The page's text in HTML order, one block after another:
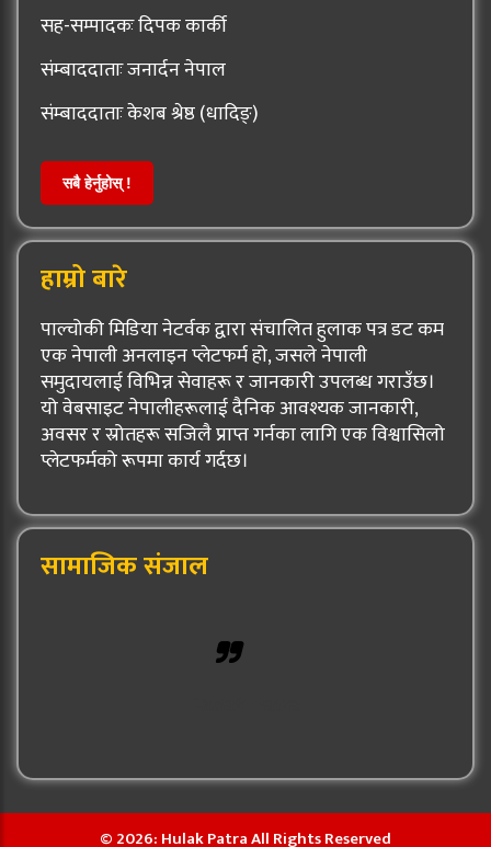
सह-सम्पादकः दिपक कार्की
संम्बाददाताः जनार्दन नेपाल
संम्बाददाताः केशब श्रेष्ठ (धादिङ्)
सबै हेर्नुहोस् !
हाम्रो बारे
पाल्चोकी मिडिया नेटर्वक द्वारा संचालित हुलाक पत्र डट कम
एक नेपाली अनलाइन प्लेटफर्म हो, जसले नेपाली
समुदायलाई विभिन्न सेवाहरू र जानकारी उपलब्ध गराउँछ।
यो वेबसाइट नेपालीहरूलाई दैनिक आवश्यक जानकारी,
अवसर र स्रोतहरू सजिलै प्राप्त गर्नका लागि एक विश्वासिलो
प्लेटफर्मको रूपमा कार्य गर्दछ।
सामाजिक संजाल
© 2026: Hulak Patra All Rights Reserved